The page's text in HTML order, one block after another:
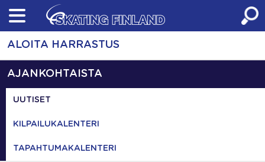
Skip
content
ALOITA HARRASTUS
AJANKOHTAISTA
UUTISET
KILPAILUKALENTERI
TAPAHTUMAKALENTERI